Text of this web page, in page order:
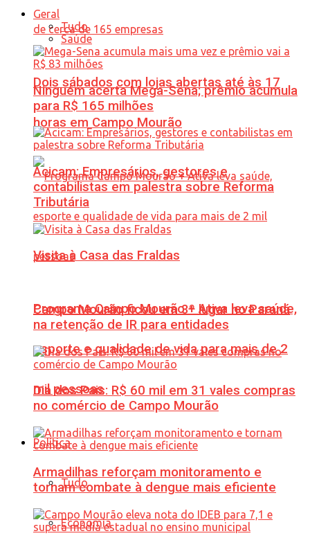
Dois sábados com lojas abertas até às 17
horas em Campo Mourão
Programa Campo Mourão + Ativa leva saúde,
esporte e qualidade de vida para mais de 2
mil pessoas
Política
Tudo
Economia
Geral
Tudo
Saúde
Ninguém acerta Mega-Sena; prêmio acumula
para R$ 165 milhões
Acicam: Empresários, gestores e
contabilistas em palestra sobre Reforma
Tributária
Visita à Casa das Fraldas
Campo Mourão ficou em 3º lugar no Paraná
na retenção de IR para entidades
Dia dos Pais: R$ 60 mil em 31 vales compras
no comércio de Campo Mourão
Armadilhas reforçam monitoramento e
tornam combate à dengue mais eficiente